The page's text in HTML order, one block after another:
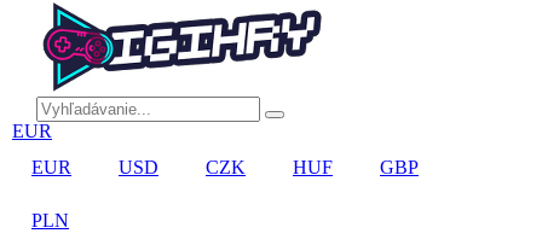
EUR
EUR
USD CZK HUF GBP
PLN